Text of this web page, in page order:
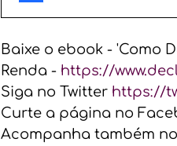
Baixe o ebook - 'Como
Renda - https://
Siga no Twitter https://
Curte a página no
Acompanha também